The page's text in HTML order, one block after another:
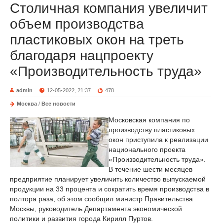
Столичная компания увеличит
объем производства
пластиковых окон на треть
благодаря нацпроекту
«Производительность труда»
admin 12-05-2022, 21:37 478
Москва / Все новости
Московская компания по
производству пластиковых
окон приступила к реализации
национального проекта
«Производительность труда».
В течение шести месяцев
предприятие планирует увеличить количество выпускаемой
продукции на 33 процента и сократить время производства в
полтора раза, об этом сообщил министр Правительства
Москвы, руководитель Департамента экономической
политики и развития города Кирилл Пуртов.